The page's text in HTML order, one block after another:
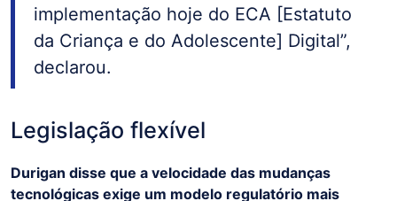
implementação hoje do ECA [Estatuto
da Criança e do Adolescente] Digital”,
declarou.
Legislação flexível
Durigan disse que a velocidade das mudanças
tecnológicas exige um modelo regulatório mais